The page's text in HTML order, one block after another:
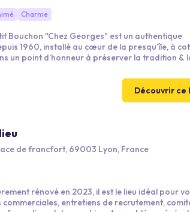
Charme
Bouchon "Chez Georges" est un authentique
1960, installé au cœur de la presqu’île, à
un point d’honneur à préserver la tradition &
Découvrir ce
de francfort, 69003 Lyon, France
rénové en 2023, il est le lieu idéal pour
commerciales, entretiens de recrutement,